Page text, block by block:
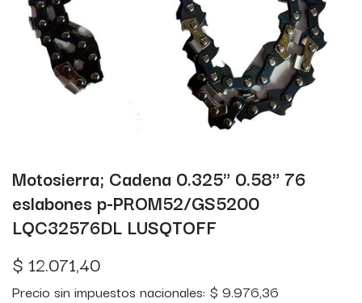
Motosierra; Cadena 0.325" 0.58" 76
eslabones p-PROM52/GS5200
LQC32576DL LUSQTOFF
$ 12.071,40
Precio sin impuestos nacionales: $ 9.976,36